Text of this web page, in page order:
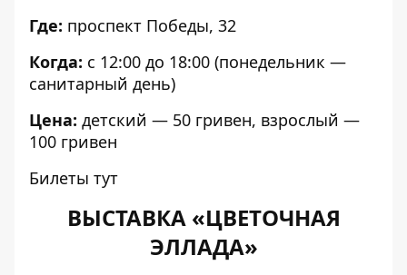
Где: проспект Победы, 32
Когда: с 12:00 до 18:00 (понедельник —
санитарный день)
Цена: детский — 50 гривен, взрослый —
100 гривен
Билеты тут
ВЫСТАВКА «ЦВЕТОЧНАЯ
ЭЛЛАДА»